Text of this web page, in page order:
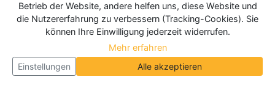
Betrieb der Website, andere helfen uns, diese Website und
die Nutzererfahrung zu verbessern (Tracking-Cookies). Sie
können Ihre Einwilligung jederzeit widerrufen.
Mehr erfahren
Einstellungen
Alle akzeptieren